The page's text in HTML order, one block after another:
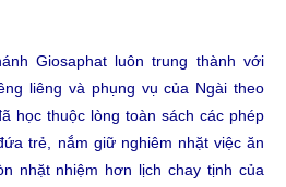
Giosaphat luôn trung thành với
liêng và phụng vụ của Ngài theo
học thuộc lòng toàn sách các phép
trẻ, nắm giữ nghiêm nhặt việc ăn
nhặt nhiệm hơn lịch chay tịnh của